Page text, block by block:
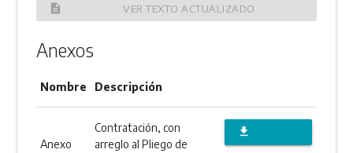
description VER TEXTO ACTUALIZADO
Anexos
Nombre Descripción
Anexo
Contratación, con
arreglo al Pliego de
file_download